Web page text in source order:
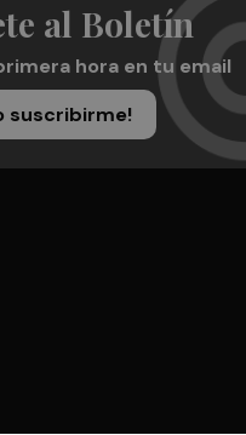
al Boletín
hora en tu email
suscribirme!